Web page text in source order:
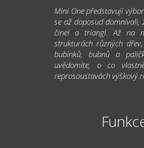
Mini One představují
se až doposud domnívali,
činel a triangl. Až na
strukturách různých
bubínků, bubnů a
uvědomíte, o co
reprosoustavách výškový